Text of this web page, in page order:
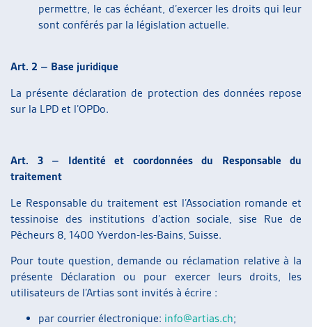
permettre, le cas échéant, d’exercer les droits qui leur
sont conférés par la législation actuelle.
Art. 2 – Base juridique
La présente déclaration de protection des données repose
sur la LPD et l’OPDo.
Art. 3 – Identité et coordonnées du Responsable du
traitement
Le Responsable du traitement est l’Association romande et
tessinoise des institutions d’action sociale, sise Rue de
Pêcheurs 8, 1400 Yverdon-les-Bains, Suisse.
Pour toute question, demande ou réclamation relative à la
présente Déclaration ou pour exercer leurs droits, les
utilisateurs de l’Artias sont invités à écrire :
par courrier électronique: info@artias.ch;